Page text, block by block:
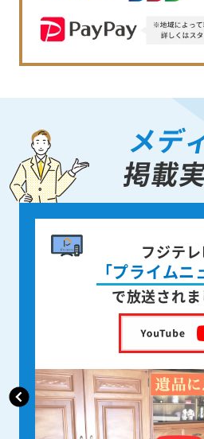
メデ
掲載
書籍出
身近な人
亡くなった後
を出版しま